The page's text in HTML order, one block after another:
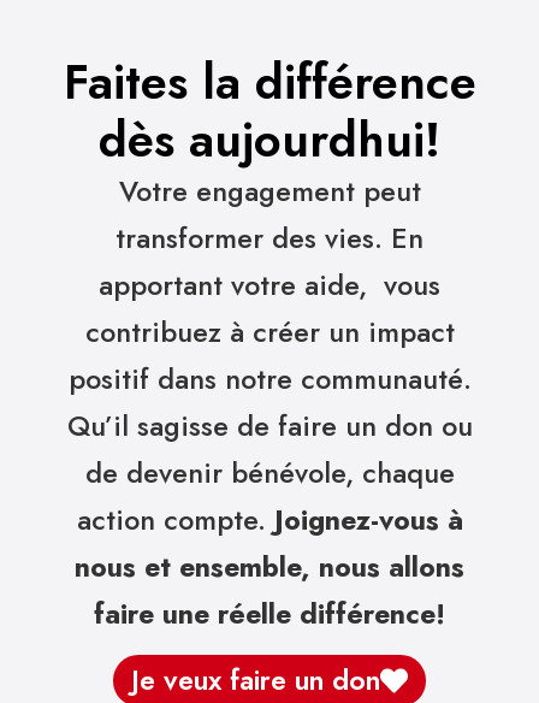
Faites la différence
dès aujourdhui!
Votre engagement peut
transformer des vies. En
apportant votre aide, vous
contribuez à créer un impact
positif dans notre communauté.
Qu’il sagisse de faire un don ou
de devenir bénévole, chaque
action compte.Joignez-vous à
nous et ensemble, nous allons
faire une réelle différence!
Je veux faire un don